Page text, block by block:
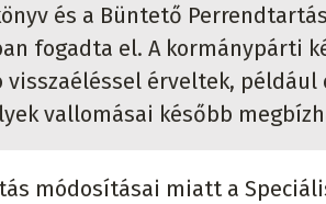
és a Büntető
fogadta el. A kormánypárti
visszaéléssel érveltek,
vallomásai később
módosításai miatt a